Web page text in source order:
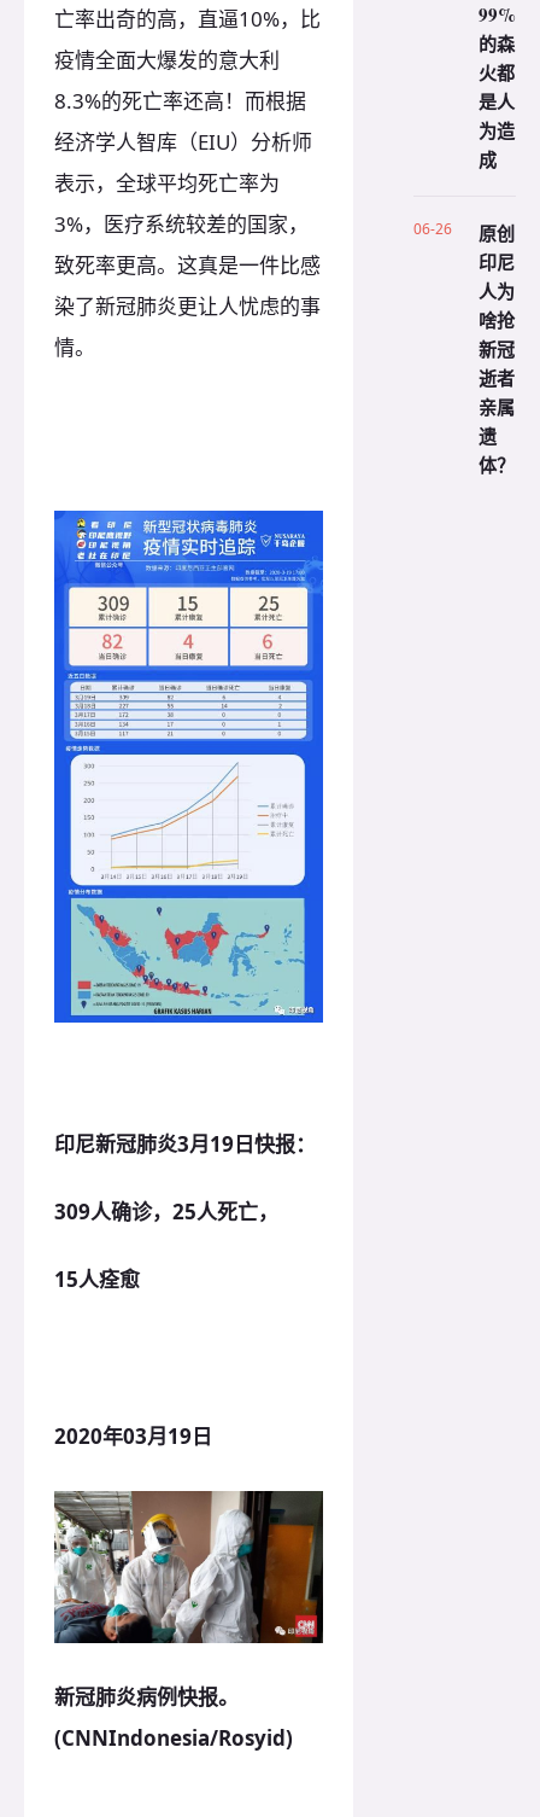
亡率出奇的高，直逼10%，比
疫情全面大爆发的意大利
8.3%的死亡率还高！而根据
经济学人智库（EIU）分析师
表示，全球平均死亡率为
3%，医疗系统较差的国家，
致死率更高。这真是一件比感
染了新冠肺炎更让人忧虑的事
情。
印尼新冠肺炎3月19日快报：
309人确诊，25人死亡，
15人痊愈
2020年03月19日
新冠肺炎病例快报。
(CNNIndonesia/Rosyid)
99%
的森
火都
是人
为造
成
06-26
原创
印尼
人为
啥抢
新冠
逝者
亲属
遗
体？